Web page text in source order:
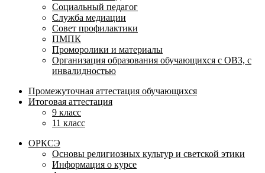
Социальный педагог
Служба медиации
Совет профилактики
ПМПК
Проморолики и материалы
Организация образования обучающихся с ОВЗ, с
инвалидностью
Промежуточная аттестация обучающихся
Итоговая аттестация
9 класс
11 класс
ОРКСЭ
Основы религиозных культур и светской этики
Информация о курсе